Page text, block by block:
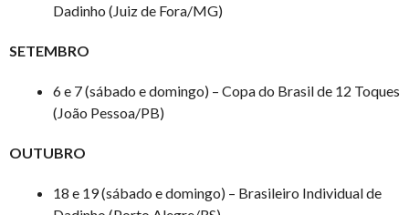
Dadinho (Juiz de Fora/MG)
SETEMBRO
6 e 7 (sábado e domingo) – Copa do Brasil de 12 Toques
(João Pessoa/PB)
OUTUBRO
18 e 19 (sábado e domingo) – Brasileiro Individual de